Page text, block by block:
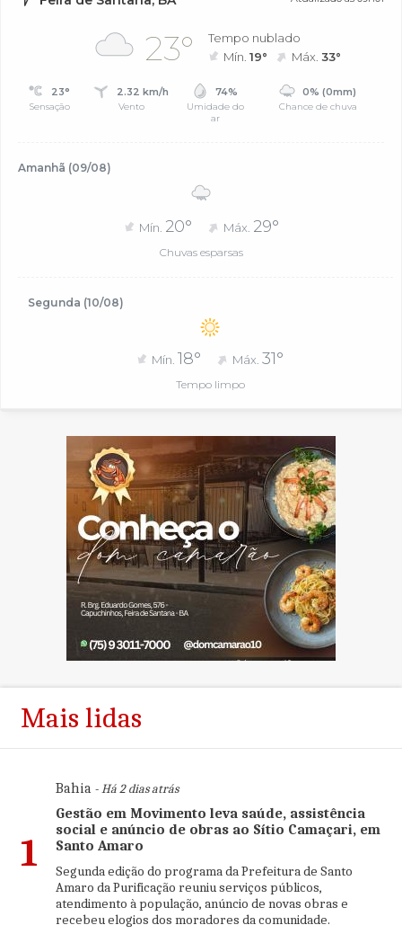
23°
Tempo nublado
Mín.19° Máx.33°
23°
Sensação
2.32 km/h
Vento
74%
Umidade do
ar
0% (0mm)
Chance de chuva
Amanhã (09/08)
Mín. 20° Máx. 29°
Chuvas esparsas
Segunda (10/08)
Mín. 18° Máx.31°
Tempo limpo
Mais lidas
1
Bahia- Há 2 dias atrás
Gestão em Movimento leva saúde, assistência
social e anúncio de obras ao Sítio Camaçari, em
Santo Amaro
Segunda edição do programa da Prefeitura de Santo
Amaro da Purificação reuniu serviços públicos,
atendimento à população, anúncio de novas obras e
recebeu elogios dos moradores da comunidade.